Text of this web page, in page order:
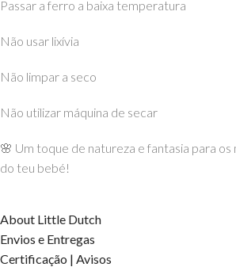
Passar a ferro a baixa temperatura
Não usar lixívia
Não limpar a seco
Não utilizar máquina de secar
🌸 Um toque de natureza e fantasia para
do teu bebé!
About Little Dutch
Envios e Entregas
Certificação | Avisos